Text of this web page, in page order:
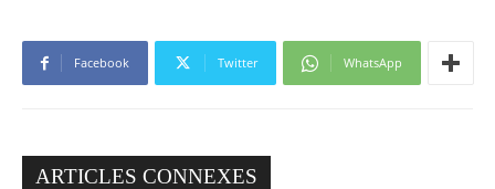
Facebook Twitter WhatsApp
ARTICLES CONNEXES